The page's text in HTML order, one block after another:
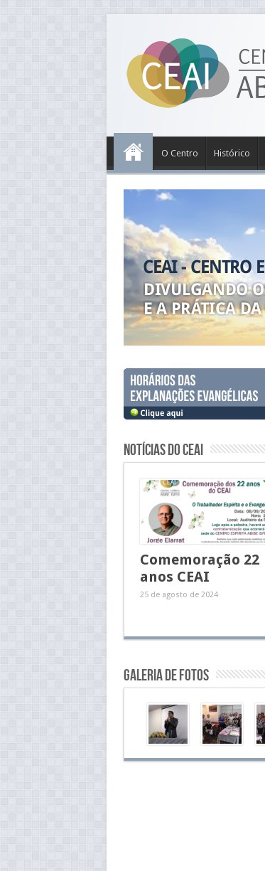
O Centro Histórico
Notícias do CEAI
Comemoração 22
anos CEAI
25 de agosto de 2024
Galeria de Fotos